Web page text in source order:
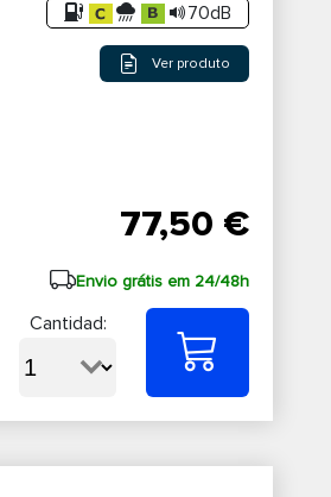
70dB
Ver produto
77,50 €
Envio grátis em 24/48h
Cantidad: